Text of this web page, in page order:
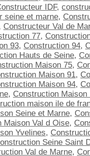
IDF,
seine et marne,
Constructeur Val de
77,
93, Construction 94,
Hauts de Seine,
Maison 75,
Maison 91,
Maison 94,
, Construction Maison
maison ile de
Seine et Marne,
Maison Val d Oise,
Yvelines,
Seine Saint
Val de Marne,